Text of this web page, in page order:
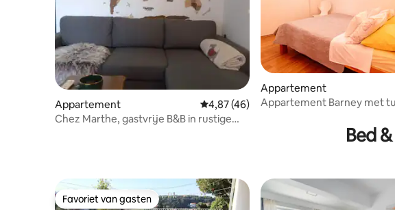
Appartement Gemiddelde beoordeling van 4,87 op 5,
4,87 (46)
Chez Marthe, gastvrije B&B in rustige
Appartement
Appartement Barney met
Bed
Favoriet van gasten
Favoriet van gasten